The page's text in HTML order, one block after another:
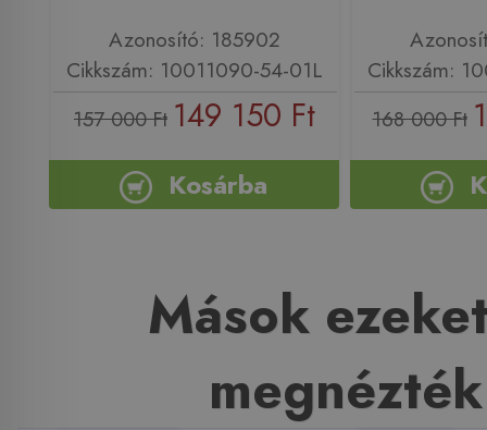
Azonosító: 185902
Cikkszám: 10011090-54-01L
157 000 Ft 149 150 Ft
Kosárba
Cikkszám:
168 000 Ft
Mások
megnézték